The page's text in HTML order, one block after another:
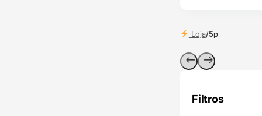
Loja/5p
Filtros